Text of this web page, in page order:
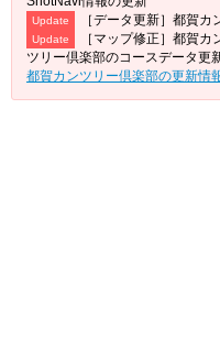
Update ［データ更新］都賀カ
Update ［マップ修正］都賀カ
ツリー倶楽部のコースデータ更
都賀カンツリー倶楽部の更新情